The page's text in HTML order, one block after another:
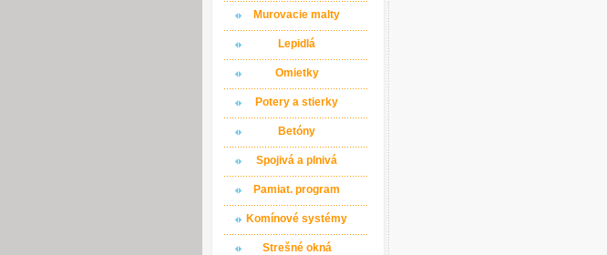
Murovacie malty
Lepidlá
Omietky
Potery a stierky
Betóny
Spojivá a plnivá
Pamiat. program
Komínové systémy
Strešné okná